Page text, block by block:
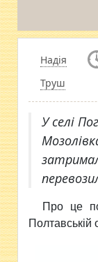
Надія
Труш
У селі
Про це
Полтавській